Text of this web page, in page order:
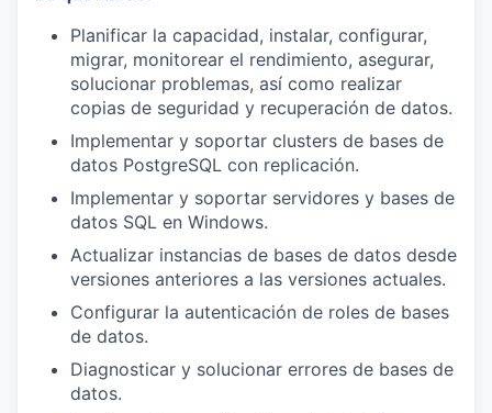
Planificar la capacidad, instalar, configurar,
migrar, monitorear el rendimiento, asegurar,
solucionar problemas, así como realizar
copias de seguridad y recuperación de datos.
Implementar y soportar clusters de bases de
datos PostgreSQL con replicación.
Implementar y soportar servidores y bases de
datos SQL en Windows.
Actualizar instancias de bases de datos desde
versiones anteriores a las versiones actuales.
Configurar la autenticación de roles de bases
de datos.
Diagnosticar y solucionar errores de bases de
datos.